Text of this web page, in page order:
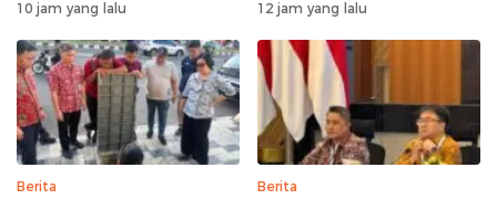
Musyawarahkan Solusi
10 jam yang lalu
di Manado Terus
12 jam yang lalu
Berita Berita